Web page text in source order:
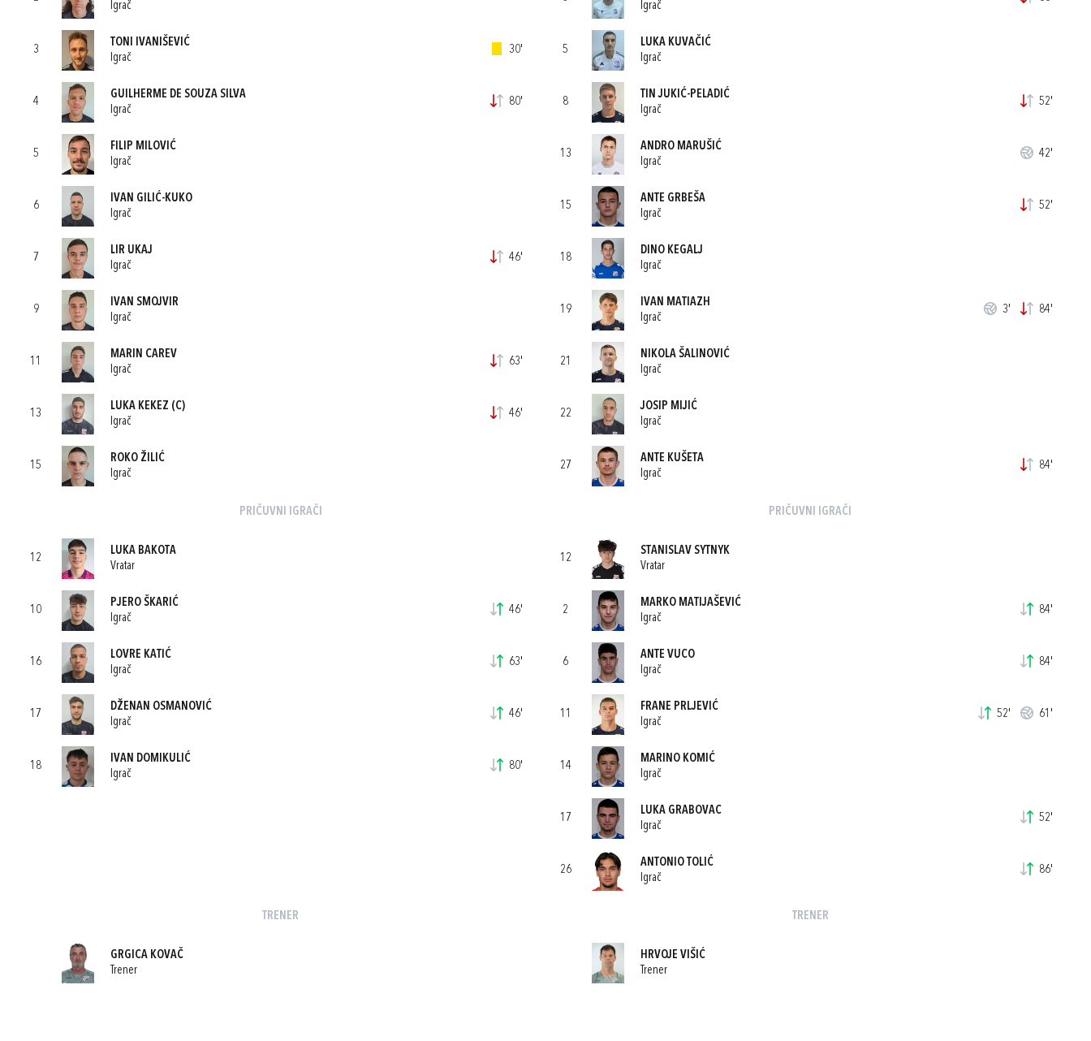
Igrač
3
TONI IVANIŠEVIĆ
Igrač
30'
4
GUILHERME DE SOUZA SILVA
Igrač
80'
5
FILIP MILOVIĆ
Igrač
6
IVAN GILIĆ-KUKO
Igrač
7
LIR UKAJ
Igrač
46'
9
IVAN SMOJVIR
Igrač
11
MARIN CAREV
Igrač
63'
13
LUKA KEKEZ (C)
Igrač
46'
15
ROKO ŽILIĆ
Igrač
PRIČUVNI IGRAČI
12
LUKA BAKOTA
Vratar
10
PJERO ŠKARIĆ
Igrač
46'
16
LOVRE KATIĆ
Igrač
63'
17
DŽENAN OSMANOVIĆ
Igrač
46'
18
IVAN DOMIKULIĆ
Igrač
80'
TRENER
GRGICA KOVAČ
Trener
Igrač
5
LUKA KUVAČIĆ
Igrač
8
TIN JUKIĆ-PELADIĆ
Igrač
52'
13
ANDRO MARUŠIĆ
Igrač
42'
15
ANTE GRBEŠA
Igrač
52'
18
DINO KEGALJ
Igrač
19
IVAN MATIAZH
Igrač
3' 84'
21
NIKOLA ŠALINOVIĆ
Igrač
22
JOSIP MIJIĆ
Igrač
27
ANTE KUŠETA
Igrač
84'
PRIČUVNI IGRAČI
12
STANISLAV SYTNYK
Vratar
2
MARKO MATIJAŠEVIĆ
Igrač
84'
6
ANTE VUCO
Igrač
84'
11
FRANE PRLJEVIĆ
Igrač
52' 61'
14
MARINO KOMIĆ
Igrač
17
LUKA GRABOVAC
Igrač
52'
26
ANTONIO TOLIĆ
Igrač
86'
TRENER
HRVOJE VIŠIĆ
Trener